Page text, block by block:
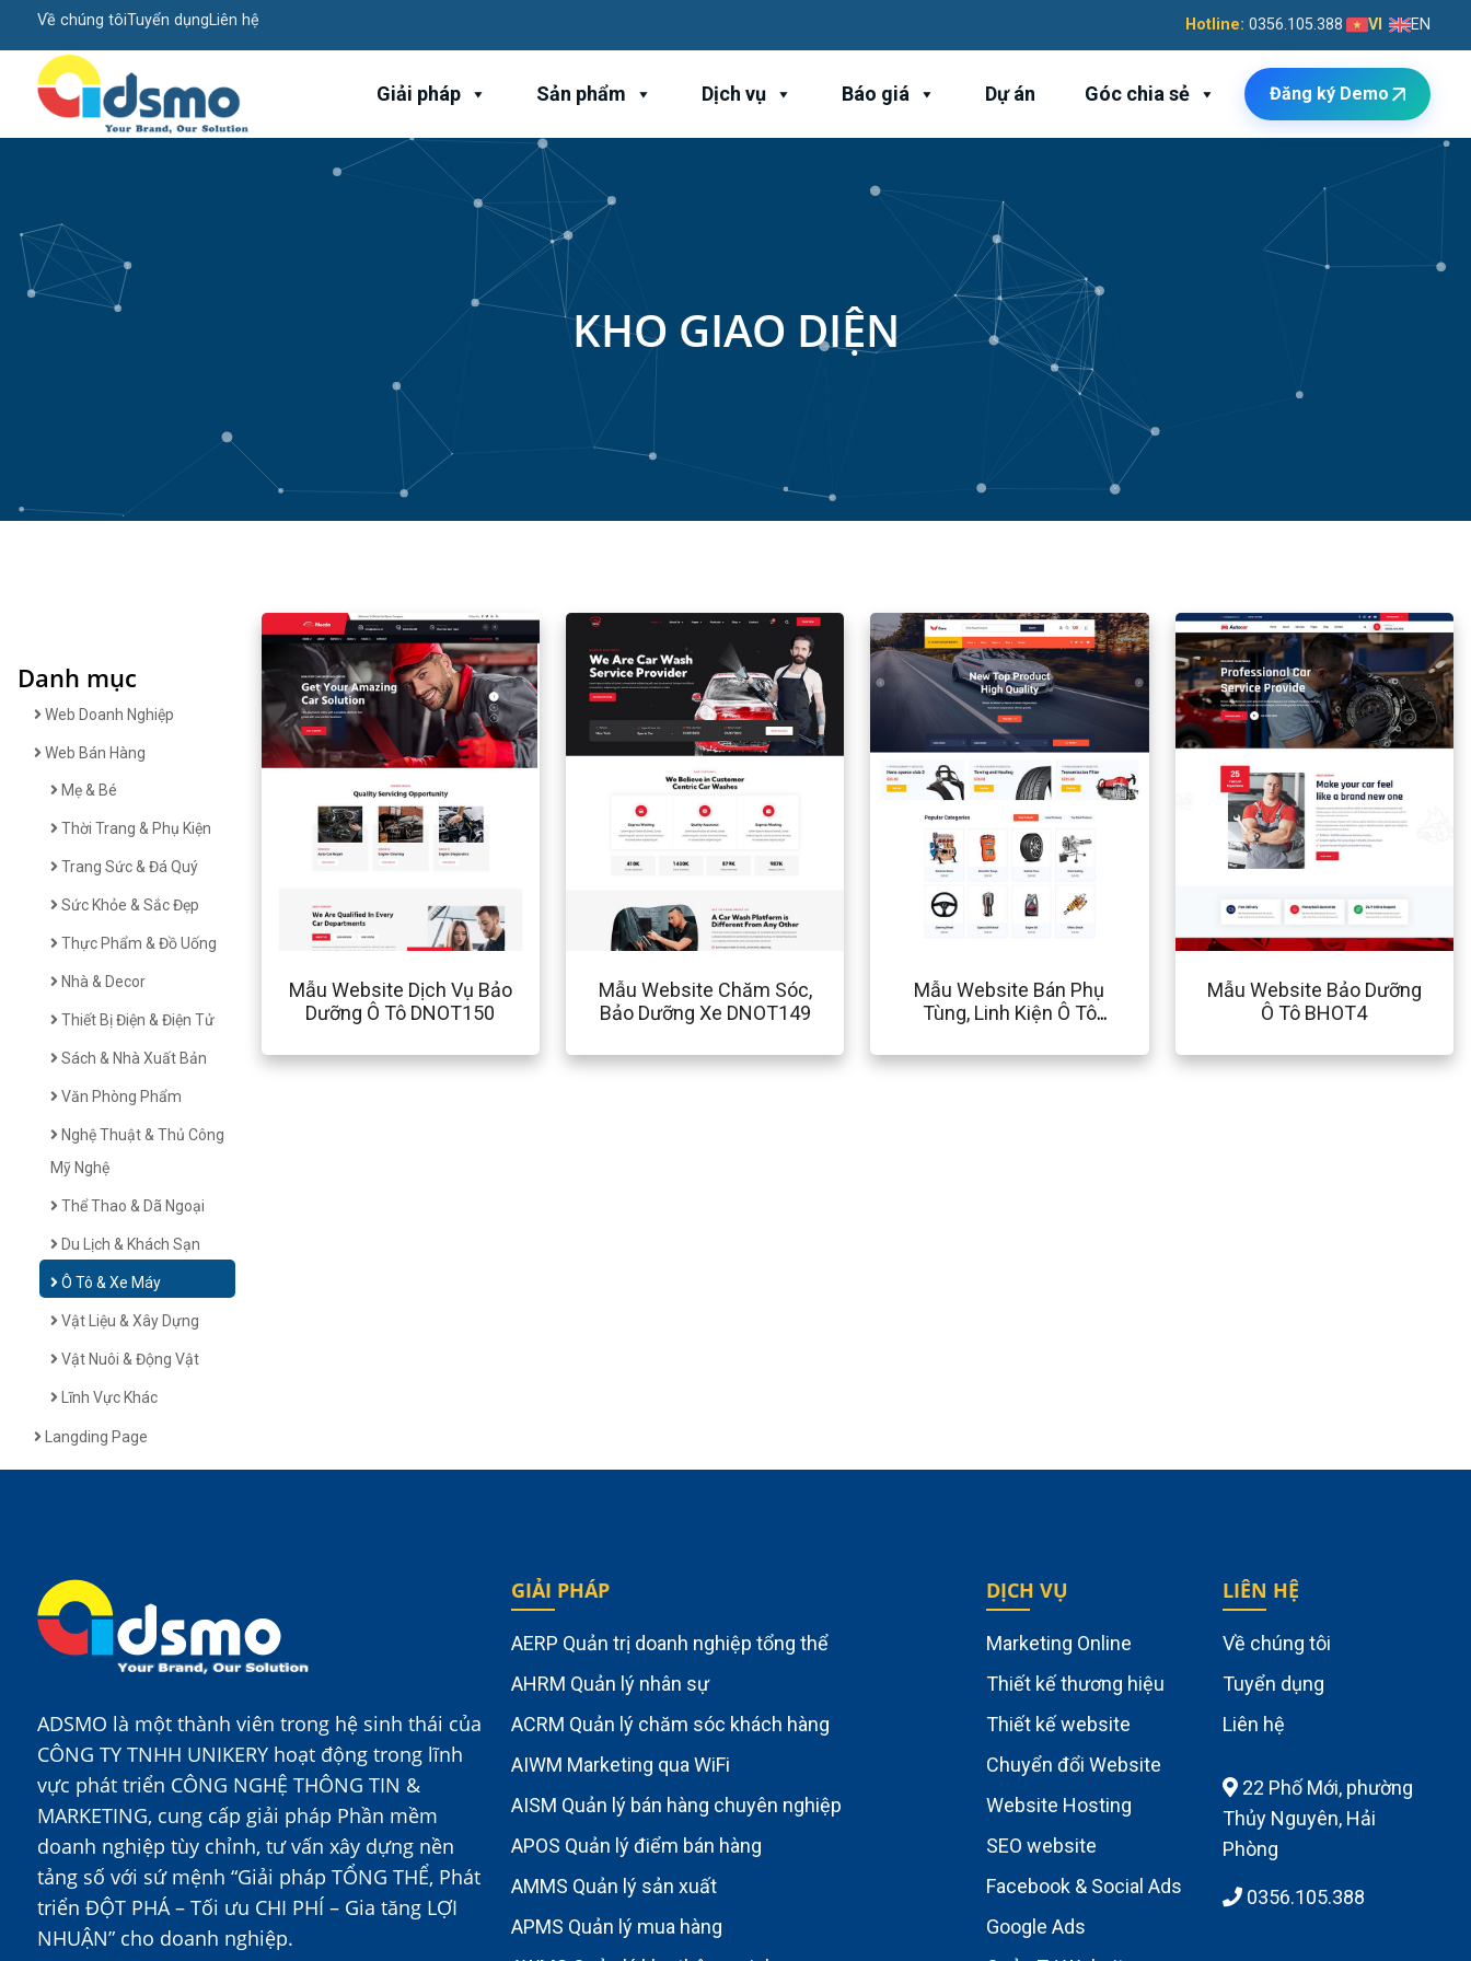
Về chúng tôiTuyển dụngLiên hệ Hotline: 0356.105.388 VI EN
Giải pháp Sản phẩm Dịch vụ Báo giá Dự án Góc chia sẻ Đăng ký Demo
KHO GIAO DIỆN
Danh mục
Web Doanh Nghiệp
Web Bán Hàng
Mẹ & Bé
Thời Trang & Phụ Kiện
Trang Sức & Đá Quý
Sức Khỏe & Sắc Đẹp
Thực Phẩm & Đồ Uống
Nhà & Decor
Thiết Bị Điện & Điện Tử
Sách & Nhà Xuất Bản
Văn Phòng Phẩm
Nghệ Thuật & Thủ Công
Mỹ Nghệ
Thể Thao & Dã Ngoại
Du Lịch & Khách Sạn
Ô Tô & Xe Máy
Vật Liệu & Xây Dựng
Vật Nuôi & Động Vật
Lĩnh Vực Khác
Langding Page
Mẫu Website Dịch Vụ Bảo
Dưỡng Ô Tô DNOT150
Mẫu Website Chăm Sóc,
Bảo Dưỡng Xe DNOT149
Mẫu Website Bán Phụ
Tùng, Linh Kiện Ô Tô
Mẫu Website Bảo Dưỡng
Ô Tô BHOT4
ADSMO là một thành viên trong hệ sinh thái của
CÔNG TY TNHH UNIKERY hoạt động trong lĩnh
vực phát triển CÔNG NGHỆ THÔNG TIN &
MARKETING, cung cấp giải pháp Phần mềm
doanh nghiệp tùy chỉnh, tư vấn xây dựng nền
tảng số với sứ mệnh “Giải pháp TỔNG THỂ, Phát
triển ĐỘT PHÁ – Tối ưu CHI PHÍ – Gia tăng LỢI
NHUẬN” cho doanh nghiệp.
GIẢI PHÁP
AERP Quản trị doanh nghiệp tổng thể
AHRM Quản lý nhân sự
ACRM Quản lý chăm sóc khách hàng
AIWM Marketing qua WiFi
AISM Quản lý bán hàng chuyên nghiệp
APOS Quản lý điểm bán hàng
AMMS Quản lý sản xuất
APMS Quản lý mua hàng
DỊCH VỤ
Marketing Online
Thiết kế thương hiệu
Thiết kế website
Chuyển đổi Website
Website Hosting
SEO website
Facebook & Social Ads
Google Ads
LIÊN HỆ
Về chúng tôi
Tuyển dụng
Liên hệ
22 Phố Mới, phường
Thủy Nguyên, Hải
Phòng
0356.105.388